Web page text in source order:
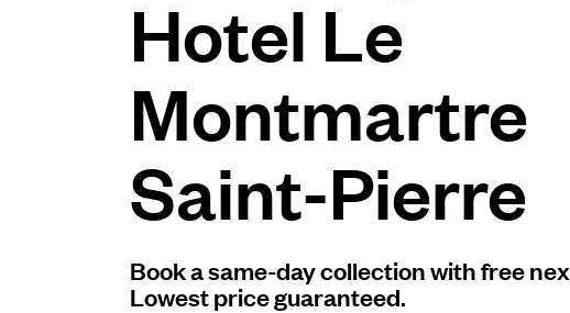
Pour les entreprises
Connectez-vous
Hotel Le
Montmartre
Saint-Pierre
Book a same-day collection with free
Lowest price guaranteed.